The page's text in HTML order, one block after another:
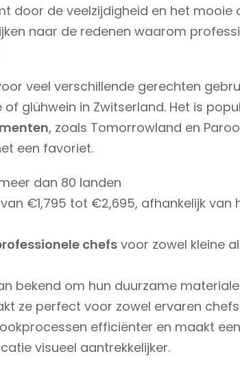
door de veelzijdigheid en het mooie
naar de redenen waarom
veel verschillende gerechten
of glühwein in Zwitserland. Het is
, zoals Tomorrowland en
een favoriet.
dan 80 landen
€1,795 tot €2,695, afhankelijk van
chefsvoor zowel kleine
bekend om hun duurzame
ze perfect voor zowel ervaren
efficiënter en maakt een
visueel aantrekkelijker.